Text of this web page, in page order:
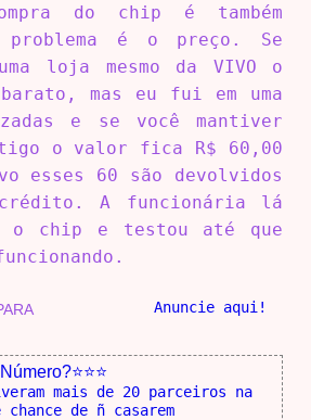
do chip é também
é o preço. Se
loja mesmo da VIVO o
mas eu fui em uma
e se você mantiver
o valor fica R$ 60,00
esses 60 são devolvidos
crédito. A funcionária lá
o chip e testou até que
Anuncie aqui!
mais de 20 parceiros na
chance de ñ casarem